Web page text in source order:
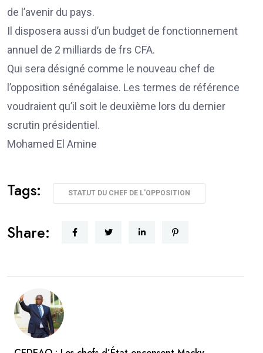
de l’avenir du pays.
Il disposera aussi d’un budget de fonctionnement
annuel de 2 milliards de frs CFA.
Qui sera désigné comme le nouveau chef de
l’opposition sénégalaise. Les termes de référence
voudraient qu’il soit le deuxième lors du dernier
scrutin présidentiel.
Mohamed El Amine
Tags: STATUT DU CHEF DE L'OPPOSITION
Share: